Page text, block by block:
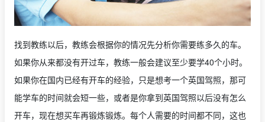
找到教练以后，教练会根据你的情况先分析你需要练多久的车。
如果你从来都没有开过车，教练一般会建议至少要学40个小时。
如果你在国内已经有开车的经验，只是想考一个英国驾照，那可
能学车的时间就会短一些，或者是你拿到英国驾照以后没有怎么
开车，现在想买车再锻炼锻炼。每个人需要的时间都不同，这也